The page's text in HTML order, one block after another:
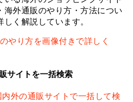
海外通販のやり方・方法につい
く解説しています。
やり方を画像付きで詳しく
サイトを一括検索
内外の通販サイトで一括して検